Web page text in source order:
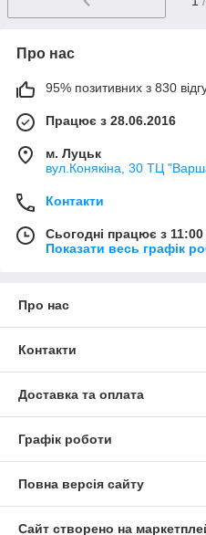
Про нас
95% позитивних з 830
Працює з 28.06.2016
м. Луцьк
вул.Конякіна, 30 ТЦ
Контакти
Сьогодні працює з
Показати весь графік
Про нас
Контакти
Доставка та оплата
Графік роботи
Повна версія сайту
Сайт створено на